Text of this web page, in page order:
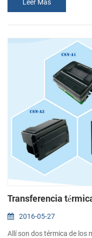
dispositivo conectado a
libros, teléfonos, o las
Método Térmica línea de
250mm/s Imprimir ...
Leer Más
Transferencia
2016-05-27
Allí son dos térmica de los